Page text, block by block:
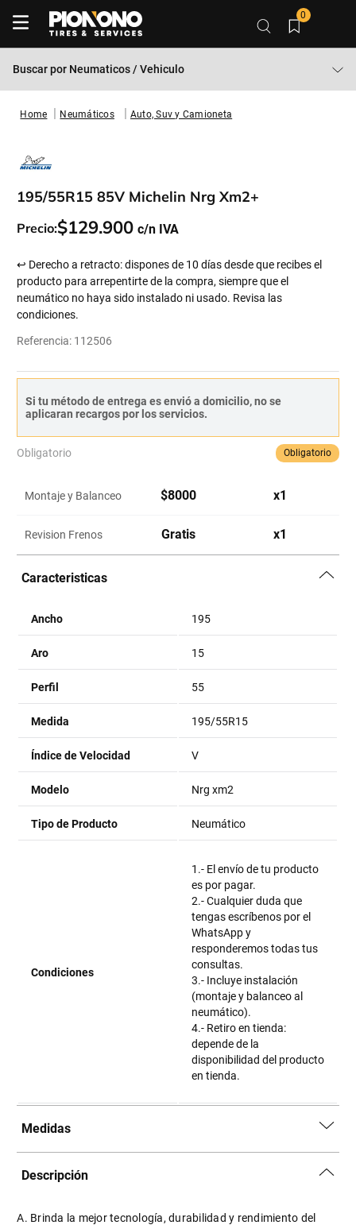
0
Buscar por Neumaticos / Vehiculo
Neumáticos Auto, Suv y Camioneta
195/55R15 85V Michelin Nrg Xm2+
Precio:$129.900
↩ Derecho a retracto: dispones de 10 días desde que recibes el
producto para arrepentirte de la compra, siempre que el
neumático no haya sido instalado ni usado. Revisa las
condiciones.
Referencia: 112506
Si tu método de entrega es envió a domicilio, no se
aplicaran recargos por los servicios.
Obligatorio Obligatorio
Montaje y Balanceo $8000 x1
Revision Frenos Gratis x1
Caracteristicas
Ancho 195
Aro 15
Perfil 55
Medida 195/55R15
Índice de Velocidad V
Modelo Nrg xm2
Tipo de Producto Neumático
Condiciones
1.- El envío de tu producto
es por pagar.
2.- Cualquier duda que
tengas escríbenos por el
WhatsApp y
responderemos todas tus
consultas.
3.- Incluye instalación
(montaje y balanceo al
neumático).
4.- Retiro en tienda:
depende de la
disponibilidad del producto
en tienda.
Medidas
Descripción
A. Brinda la mejor tecnología, durabilidad y rendimiento del